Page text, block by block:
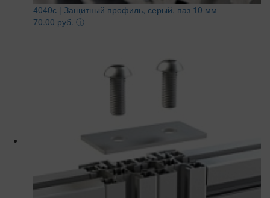
4040с | Защитный профиль, серый, паз 10 мм
70.00 руб. ⓘ